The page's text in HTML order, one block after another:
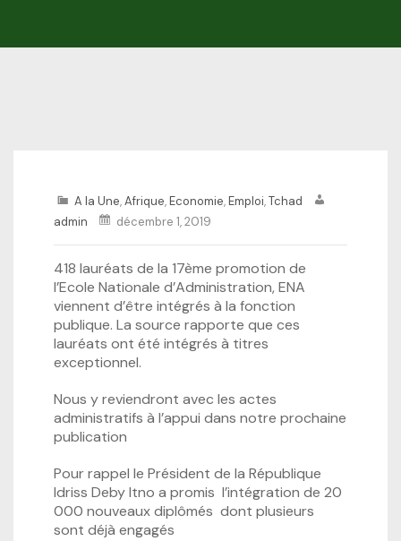
A la Une,Afrique,Economie,Emploi,Tchad
admin
décembre 1, 2019
418 lauréats de la 17ème promotion de
l’Ecole Nationale d’Administration, ENA
viennent d’être intégrés à la fonction
publique. La source rapporte que ces
lauréats ont été intégrés à titres
exceptionnel.
Nous y reviendront avec les actes
administratifs à l’appui dans notre prochaine
publication
Pour rappel le Président de la République
Idriss Deby Itno a promis l’intégration de 20
000 nouveaux diplômés dont plusieurs
sont déjà engagés